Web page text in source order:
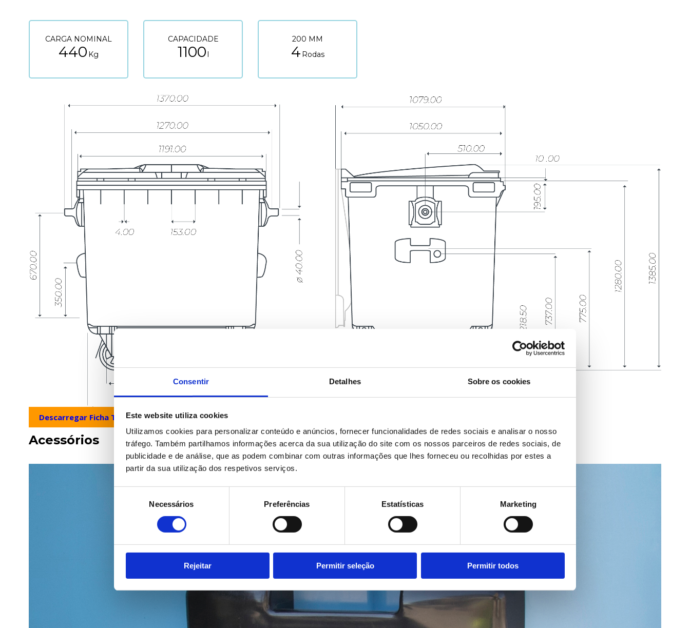
Consentir Detalhes Sobre os cookies
Este website utiliza cookies
Utilizamos cookies para personalizar conteúdo e anúncios, fornecer funcionalidades de redes sociais e analisar o nosso
tráfego. Também partilhamos informações acerca da sua utilização do site com os nossos parceiros de redes sociais, de
publicidade e de análise, que as podem combinar com outras informações que lhes forneceu ou recolhidas por estes a
partir da sua utilização dos respetivos serviços.
consentimento
Necessários Preferências Estatísticas Marketing
Rejeitar Permitir seleção Permitir todos
CARGA NOMINAL
440Kg
CAPACIDADE
1100l
200 MM
4Rodas
Descarregar Ficha Técnica Descarregar Plano
Acessórios